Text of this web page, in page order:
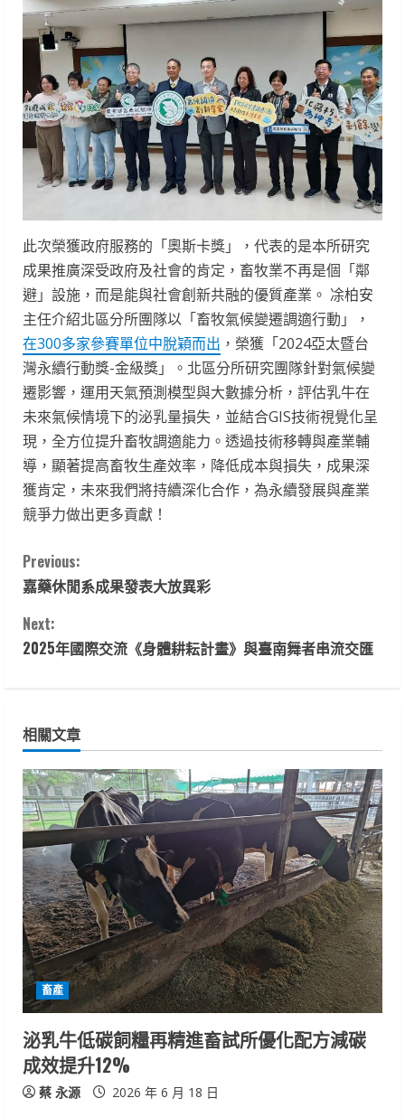
此次榮獲政府服務的「奧斯卡獎」，代表的是本所研究
成果推廣深受政府及社會的肯定，畜牧業不再是個「鄰
避」設施，而是能與社會創新共融的優質產業。 凃柏安
主任介紹北區分所團隊以「畜牧氣候變遷調適行動」，
在300多家參賽單位中脫穎而出 ，榮獲「2024亞太暨台
灣永續行動獎-金級獎」。北區分所研究團隊針對氣候變
遷影響，運用天氣預測模型與大數據分析，評估乳牛在
未來氣候情境下的泌乳量損失，並結合GIS技術視覺化呈
現，全方位提升畜牧調適能力。透過技術移轉與產業輔
導，顯著提高畜牧生產效率，降低成本與損失，成果深
獲肯定，未來我們將持續深化合作，為永續發展與產業
競爭力做出更多貢獻！
C
o
n
i
n
u
e
R
e
a
d
i
n
g
Previous:
嘉藥休閒系成果發表大放異彩
Next:
2025年國際交流《身體耕耘計畫》與臺南舞者串流交匯
相關文章
畜產
泌乳牛低碳飼糧再精進畜試所優化配方減碳
成效提升12%
蔡 永源 2026 年 6 月 18 日